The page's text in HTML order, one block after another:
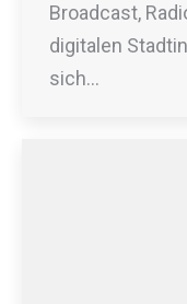
Broadcast,
digitalen
sich…